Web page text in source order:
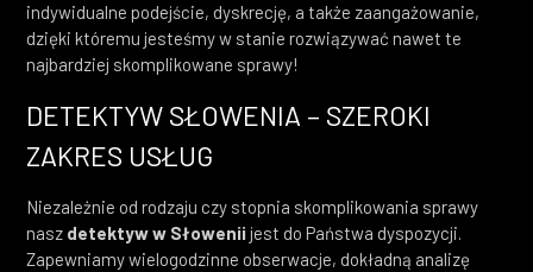
indywidualne podejście, dyskrecję, a także zaangażowanie,
dzięki któremu jesteśmy w stanie rozwiązywać nawet te
najbardziej skomplikowane sprawy!
DETEKTYW SŁOWENIA – SZEROKI
ZAKRES USŁUG
Niezależnie od rodzaju czy stopnia skomplikowania sprawy
nasz detektyw w Słoweniijest do Państwa dyspozycji.
Zapewniamy wielogodzinne obserwacje, dokładną analizę